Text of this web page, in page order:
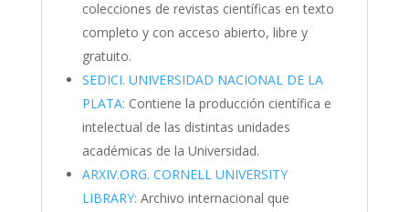
colecciones de revistas científicas en texto
completo y con acceso abierto, libre y
gratuito.
SEDICI. UNIVERSIDAD NACIONAL DE LA
PLATA: Contiene la producción científica e
intelectual de las distintas unidades
académicas de la Universidad.
ARXIV.ORG. CORNELL UNIVERSITY
LIBRARY: Archivo internacional que